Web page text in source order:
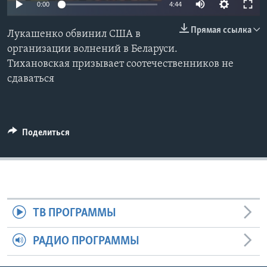
СОЦИАЛЬНЫЕ СЕТИ
0:00 4:44
Прямая ссылка
Лукашенко обвинил США в
организации волнений в Беларуси.
Тихановская призывает соотечественников не
сдаваться
Поделиться
ТВ ПРОГРАММЫ
РАДИО ПРОГРАММЫ